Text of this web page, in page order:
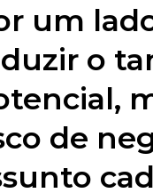
um
o
de